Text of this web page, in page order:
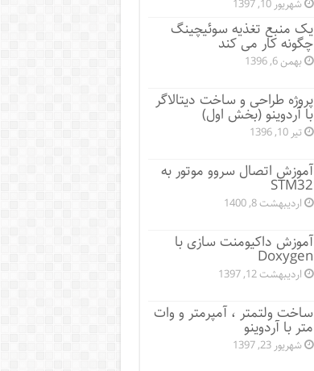
شهریور 10, 1397
یک منبع تغذیه سوئیچینگ
چگونه کار می کند
بهمن 6, 1396
پروژه طراحی و ساخت دیتالاگر
با آردوینو (بخش اول)
تیر 10, 1396
آموزش اتصال سروو موتور به
STM32
اردیبهشت 8, 1400
آموزش داکیومنت سازی با
Doxygen
اردیبهشت 12, 1397
ساخت ولتمتر ، آمپرمتر و وات
متر با آردوینو
شهریور 23, 1397